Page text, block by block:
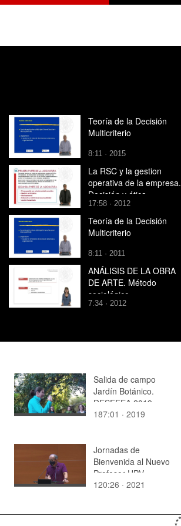
Teoría de la Decisión
Multicriterio
8:11 · 2015
La RSC y la gestion
operativa de la empresa.
Decisión y ética
17:58 · 2012
Teoría de la Decisión
Multicriterio
8:11 · 2011
ANÁLISIS DE LA OBRA
DE ARTE. Método
sociológico
7:34 · 2012
Salida de campo
Jardín Botánico.
DESEEEA 2019,
Conservación
187:01 · 2019
Jornadas de
Bienvenida al Nuevo
Profesor UPV
120:26 · 2021